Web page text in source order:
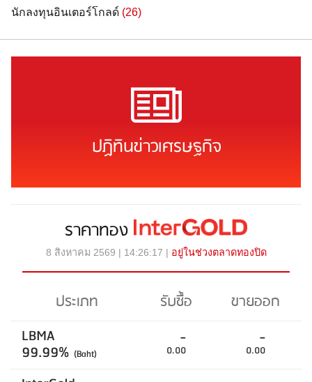
นักลงทุนอินเตอร์โกลด์ (26)
ปฏิทินข่าวเศรษฐกิจ
ราคาทอง
8 สิงหาคม 2569 | 14:26:17 | อยู่ในช่วงตลาดทองปิด
ประเภท รับซื้อ
ขายออก
LBMA
99.99% (Baht)
-
0.00
-
0.00